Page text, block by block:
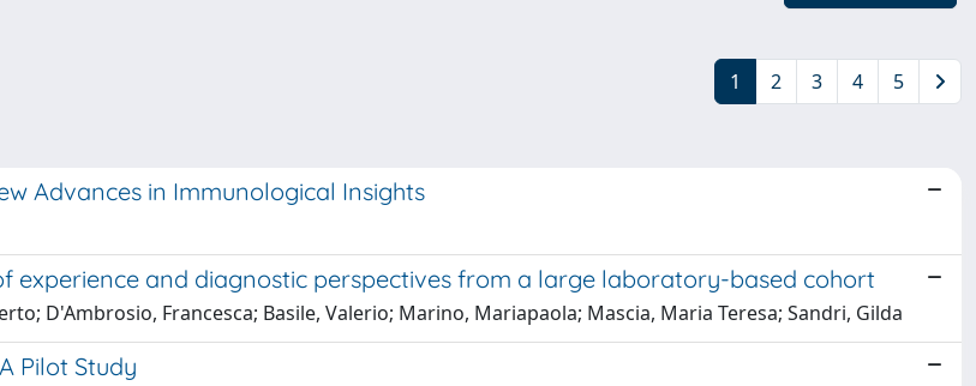
1 2 3 4 5
Advances in Immunological Insights
experience and diagnostic perspectives from a large laboratory-based cohort
D'Ambrosio, Francesca; Basile, Valerio; Marino, Mariapaola; Mascia, Maria Teresa; Sandri, Gilda
Pilot Study